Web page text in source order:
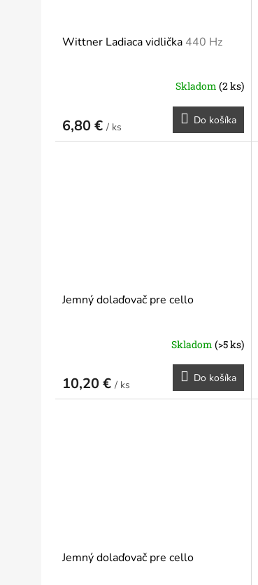
Wittner Ladiaca vidlička 440 Hz
Skladom (2 ks)
6,80 € / ks
Do košíka
Jemný dolaďovač pre cello
Skladom (>5 ks)
10,20 € / ks
Do košíka
Jemný dolaďovač pre cello